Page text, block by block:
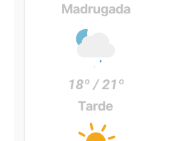
Madrugada
18º / 21º
Tarde